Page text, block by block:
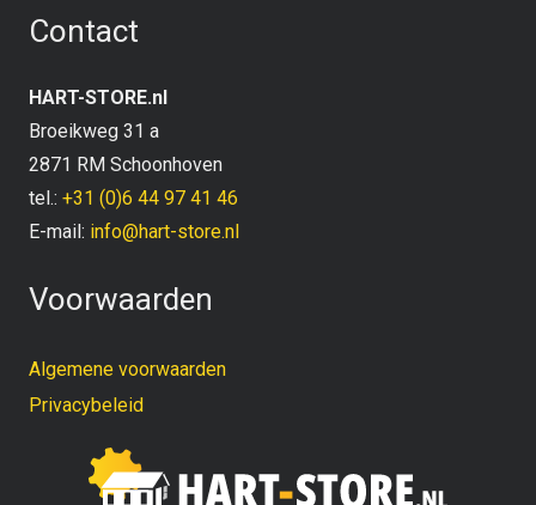
Contact
HART-STORE.nl
Broeikweg 31 a
2871 RM Schoonhoven
tel.: +31 (0)6 44 97 41 46
E-mail: info@hart-store.nl
Voorwaarden
Algemene voorwaarden
Privacybeleid